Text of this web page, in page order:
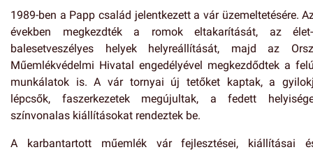
1989-ben a Papp család jelentkezett a vár üzemeltetésére.
években megkezdték a romok eltakarítását, az
balesetveszélyes helyek helyreállítását, majd az
Műemlékvédelmi Hivatal engedélyével megkezdődtek a
munkálatok is. A vár tornyai új tetőket kaptak, a
lépcsők, faszerkezetek megújultak, a fedett
színvonalas kiállításokat rendeztek be.
A karbantartott műemlék vár fejlesztései, kiállításai